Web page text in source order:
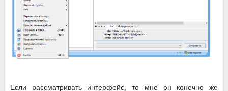
Если рассматривать интерфейс, то мне он конечно же